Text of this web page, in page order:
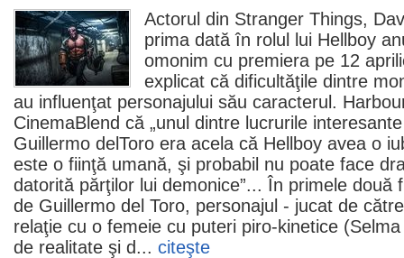
Actorul din Stranger Things,
prima dată în rolul lui Hellboy
omonim cu premiera pe 12
explicat că dificultăţile dintre
au influenţat personajului său caracterul.
CinemaBlend că „unul dintre lucrurile
Guillermo delToro era acela că Hellboy avea o
este o fiinţă umană, şi probabil nu poate face
datorită părţilor lui demonice”... În primele două
de Guillermo del Toro, personajul - jucat de
relaţie cu o femeie cu puteri piro-kinetice
de realitate şi d... citeşte